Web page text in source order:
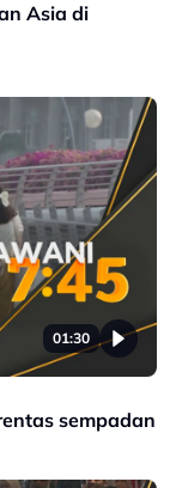
Asia di
01:30
sempadan